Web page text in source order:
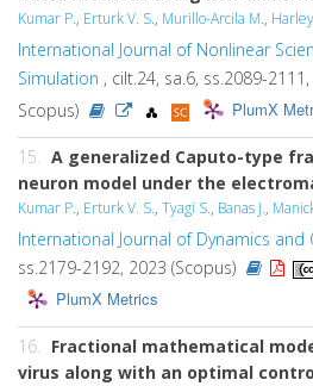
Kumar P., Erturk V. S., Murillo-Arcila M.,
International Journal of Nonlinear
Simulation , cilt.24, sa.6, ss.2089-
Scopus)
PlumX
15. A generalized Caputo-type
neuron model under the
Kumar P., Erturk V. S., Tyagi S., Banas J.,
International Journal of Dynamics and
ss.2179-2192, 2023 (Scopus)
PlumX Metrics
16. Fractional mathematical
virus along with an optimal